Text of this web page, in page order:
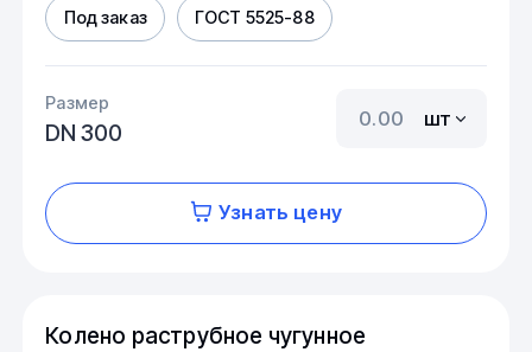
Под заказ ГОСТ 5525-88
Размер
DN 300
шт
Узнать цену
Колено раструбное чугунное